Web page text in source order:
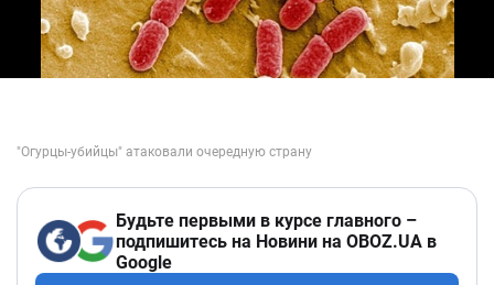
Будьте первыми в курсе главного –
подпишитесь на Новини на OBOZ.UA в
Google